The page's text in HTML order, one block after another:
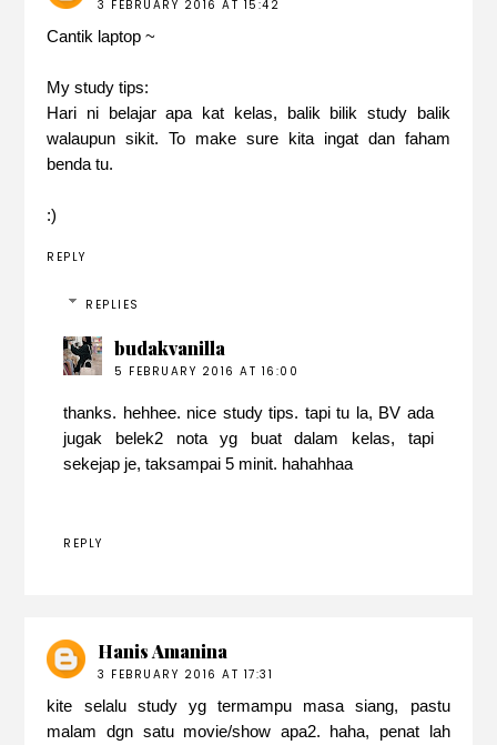
3 FEBRUARY 2016 AT 15:42
Cantik laptop ~
My study tips:
Hari ni belajar apa kat kelas, balik bilik study balik
walaupun sikit. To make sure kita ingat dan faham
benda tu.
:)
REPLY
REPLIES
budakvanilla
5 FEBRUARY 2016 AT 16:00
thanks. hehhee. nice study tips. tapi tu la, BV ada
jugak belek2 nota yg buat dalam kelas, tapi
sekejap je, taksampai 5 minit. hahahhaa
REPLY
Hanis Amanina
3 FEBRUARY 2016 AT 17:31
kite selalu study yg termampu masa siang, pastu
malam dgn satu movie/show apa2. haha, penat lah